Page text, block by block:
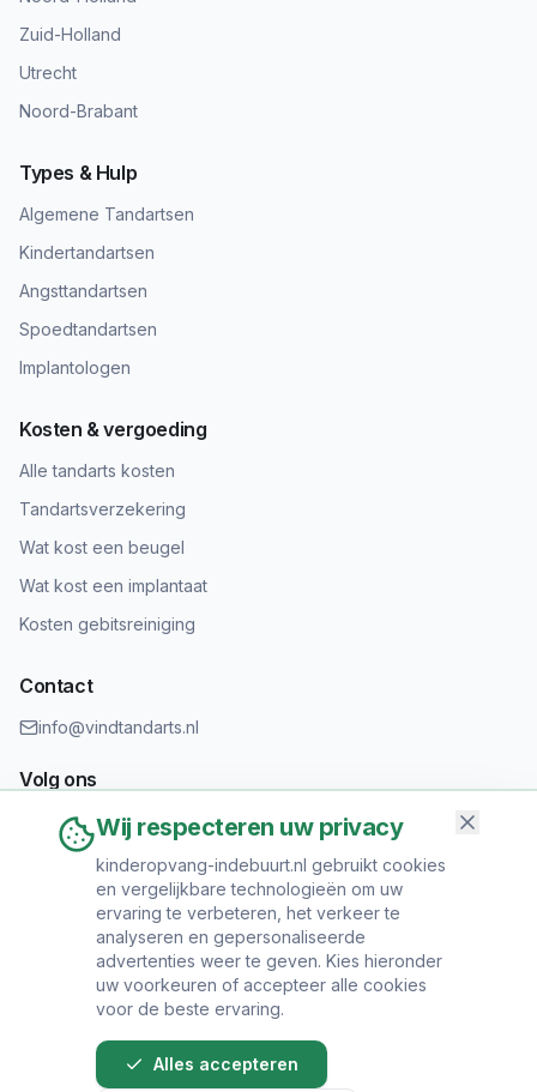
Zuid-Holland
Utrecht
Noord-Brabant
Types & Hulp
Algemene Tandartsen
Kindertandartsen
Angsttandartsen
Spoedtandartsen
Implantologen
Kosten & vergoeding
Alle tandarts kosten
Tandartsverzekering
Wat kost een beugel
Wat kost een implantaat
Kosten gebitsreiniging
Contact
info@vindtandarts.nl
Volg ons
Informatie toevoegen?
Heeft u een tandartspraktijk? Neem contact op om uw praktijk
toe te voegen.
© 2024 Vind Tandarts. Alle rechten voorbehouden.
Wij respecteren uw privacy
kinderopvang-indebuurt.nl gebruikt cookies
en vergelijkbare technologieën om uw
ervaring te verbeteren, het verkeer te
analyseren en gepersonaliseerde
advertenties weer te geven. Kies hieronder
uw voorkeuren of accepteer alle cookies
voor de beste ervaring.
Alles accepteren